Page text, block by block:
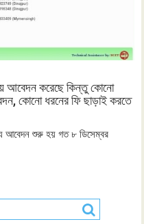
আবেদন করেছে কিন্তু কোনো
কোনো ধরনের ফি ছাড়াই করতে
আবেদন শুরু হয় গত ৮ ডিসেম্বর